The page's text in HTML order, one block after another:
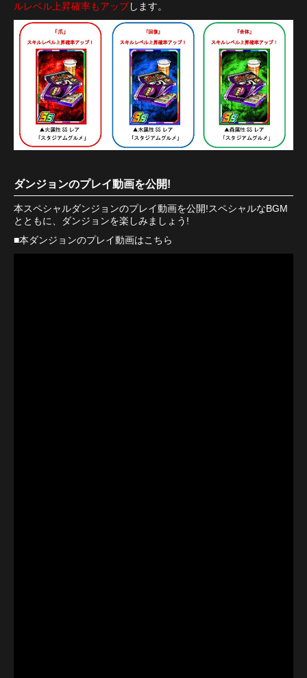
ルレベル上昇確率もアップします。
ダンジョンのプレイ動画を公開!
本スペシャルダンジョンのプレイ動画を公開!スペシャルなBGM
とともに、ダンジョンを楽しみましょう!
■本ダンジョンのプレイ動画はこちら